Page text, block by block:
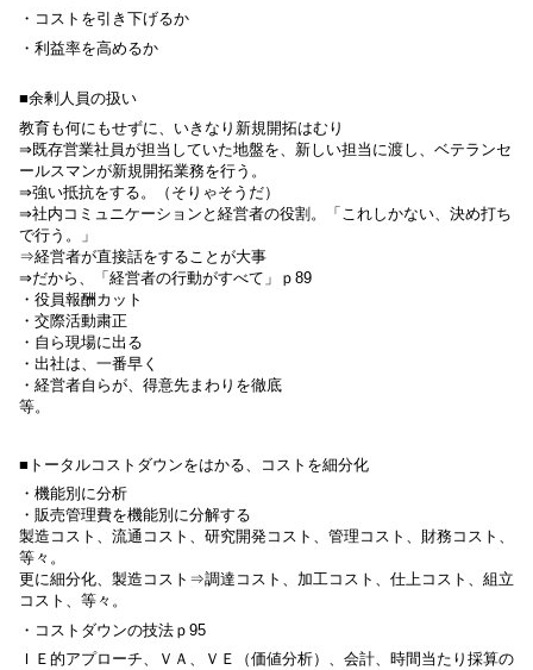
・コストを引き下げるか
・利益率を高めるか
■余剰人員の扱い
教育も何にもせずに、いきなり新規開拓はむり
⇒既存営業社員が担当していた地盤を、新しい担当に渡し、ベテランセ
ールスマンが新規開拓業務を行う。
⇒強い抵抗をする。（そりゃそうだ）
⇒社内コミュニケーションと経営者の役割。「これしかない、決め打ち
で行う。」
⇒経営者が直接話をすることが大事
⇒だから、「経営者の行動がすべて」ｐ 89
・役員報酬カット
・交際活動粛正
・自ら現場に出る
・出社は、一番早く
・経営者自らが、得意先まわりを徹底
等。
■トータルコストダウンをはかる、コストを細分化
・機能別に分析
・販売管理費を機能別に分解する
製造コスト、流通コスト、研究開発コスト、管理コスト、財務コスト、
等々。
更に細分化、製造コスト⇒調達コスト、加工コスト、仕上コスト、組立
コスト、等々。
・コストダウンの技法ｐ 95
ＩＥ的アプローチ、ＶＡ、ＶＥ（価値分析）、会計、時間当たり採算の